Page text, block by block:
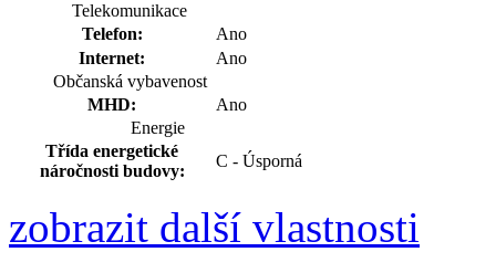
Telekomunikace
Telefon:
Ano
Internet:
Ano
Občanská vybavenost
MHD:
Ano
Energie
Třída energetické
náročnosti budovy:
C - Úsporná
zobrazit další vlastnosti